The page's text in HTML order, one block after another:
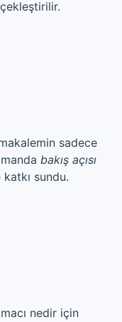
sadece
bakış açısı
katkı sundu.
nedir için